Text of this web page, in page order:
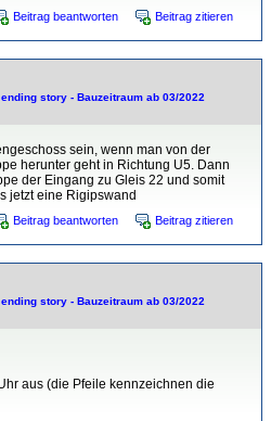
Beitrag beantworten Beitrag zitieren
story - Bauzeitraum ab 03/2022
sein, wenn man von der
herunter geht in Richtung U5. Dann
der Eingang zu Gleis 22 und somit
jetzt eine Rigipswand
Beitrag beantworten Beitrag zitieren
story - Bauzeitraum ab 03/2022
aus (die Pfeile kennzeichnen die